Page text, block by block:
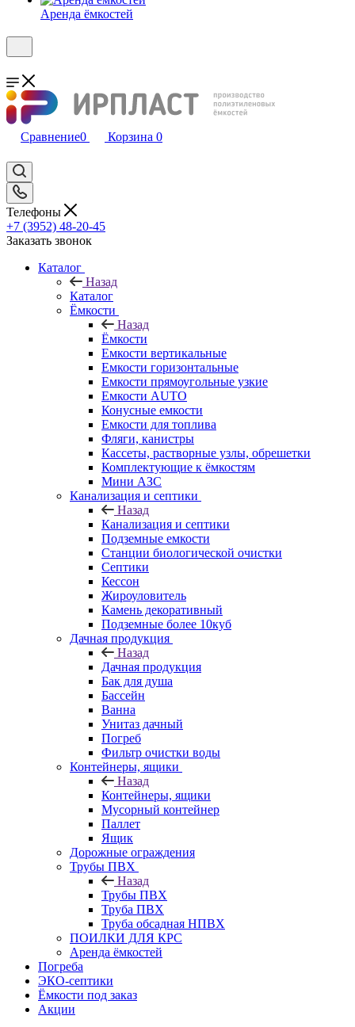
Аренда ёмкостей
Сравнение0 Корзина 0
Телефоны
+7 (3952) 48-20-45
Заказать звонок
Каталог
Назад
Каталог
Ёмкости
Назад
Ёмкости
Емкости вертикальные
Емкости горизонтальные
Емкости прямоугольные узкие
Емкости АUТО
Конусные емкости
Емкости для топлива
Фляги, канистры
Кассеты, растворные узлы, обрешетки
Комплектующие к ёмкостям
Мини АЗС
Канализация и септики
Назад
Канализация и септики
Подземные емкости
Станции биологической очистки
Септики
Кессон
Жироуловитель
Камень декоративный
Подземные более 10куб
Дачная продукция
Назад
Дачная продукция
Бак для душа
Бассейн
Ванна
Унитаз дачный
Погреб
Фильтр очистки воды
Контейнеры, ящики
Назад
Контейнеры, ящики
Мусорный контейнер
Паллет
Ящик
Дорожные ограждения
Трубы ПВХ
Назад
Трубы ПВХ
Труба ПВХ
Труба обсадная НПВХ
ПОИЛКИ ДЛЯ КРС
Аренда ёмкостей
Погреба
ЭКО-септики
Ёмкости под заказ
Акции